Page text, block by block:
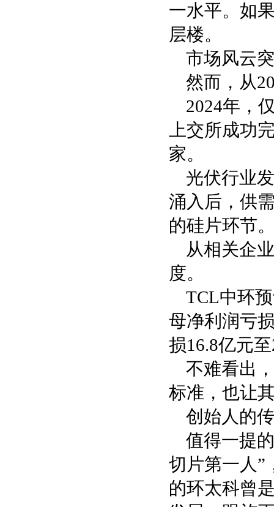
一水平。如
层楼。
市场风云
然而，从
2024年，
上交所成功
家。
光伏行业
涌入后，供
的硅片环节
从相关企
度。
TCL中环
母净利润亏
损16.8亿元
不难看出
标准，也让
创始人的
值得一提
切片第一人”
的环太科曾